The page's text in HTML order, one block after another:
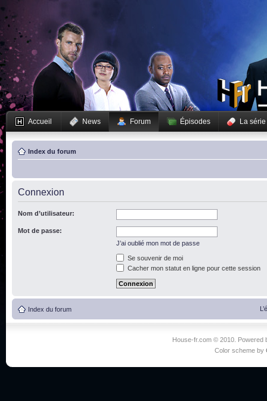
Accueil News Forum Épisodes La série
Index du forum
Connexion
Nom d’utilisateur:
Mot de passe:
J’ai oublié mon mot de passe
Se souvenir de moi
Cacher mon statut en ligne pour cette session
Index du forum
House-fr.com © 2010. Powered
Color scheme by